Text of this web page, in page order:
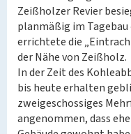
Zeißholzer Revier
planmäßig im
errichtete die
der Nähe von Zeißholz.
In der Zeit des
bis heute erhalten
zweigeschossiges
angenommen, dass